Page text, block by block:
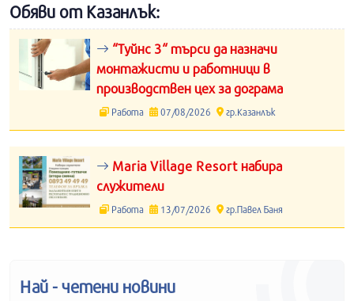
Обяви от Казанлък:
“Туйнс 3“ търси да назначи
монтажисти и работници в
производствен цех за дограма
Работа 07/08/2026 гр.Казанлък
Maria Village Resort набира
служители
Работа 13/07/2026 гр.Павел Баня
Най - четени новини